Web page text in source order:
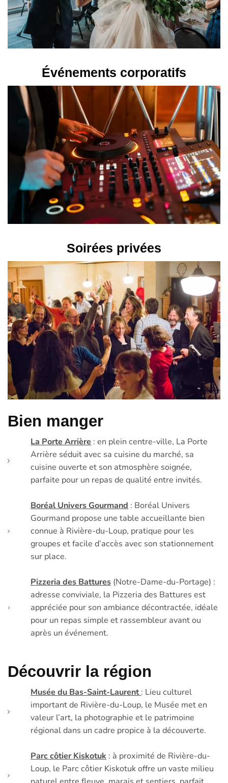
Événements corporatifs
Soirées privées
Bien manger
La Porte Arrière : en plein centre-ville, La Porte
Arrière séduit avec sa cuisine du marché, sa
cuisine ouverte et son atmosphère soignée,
parfaite pour un repas de qualité entre invités.
Boréal Univers Gourmand : Boréal Univers
Gourmand propose une table accueillante bien
connue à Rivière-du-Loup, pratique pour les
groupes et facile d’accès avec son stationnement
sur place.
Pizzeria des Battures (Notre-Dame-du-Portage) :
adresse conviviale, la Pizzeria des Battures est
appréciée pour son ambiance décontractée, idéale
pour un repas simple et rassembleur avant ou
après un événement.
Découvrir la région
Musée du Bas-Saint-Laurent : Lieu culturel
important de Rivière-du-Loup, le Musée met en
valeur l’art, la photographie et le patrimoine
régional dans un cadre propice à la découverte.
Parc côtier Kiskotuk : à proximité de Rivière-du-
Loup, le Parc côtier Kiskotuk offre un vaste milieu